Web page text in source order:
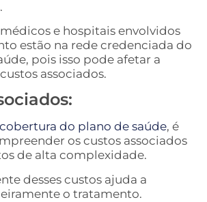
e hospitais envolvidos
estão na rede credenciada do
pois isso pode afetar a
associados.
cobertura do plano de saúde, é
os custos associados
de alta complexidade.
desses custos ajuda a
o tratamento.